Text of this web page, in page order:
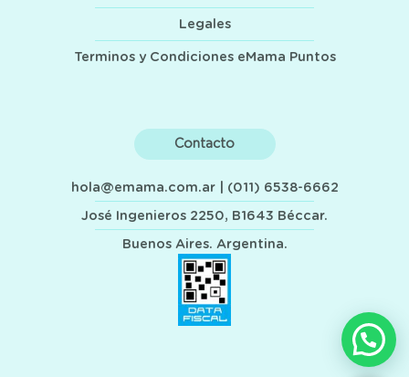
Legales
Terminos y Condiciones eMama Puntos
Contacto
hola@emama.com.ar| (011) 6538-6662
José Ingenieros 2250, B1643 Béccar.
Buenos Aires. Argentina.